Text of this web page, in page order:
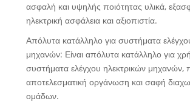
ασφαλή και υψηλής ποιότητας υλικά,
ηλεκτρική ασφάλεια και αξιοπιστία.
Απόλυτα κατάλληλο για συστήματα
μηχανών: Είναι απόλυτα κατάλληλο για
συστήματα ελέγχου ηλεκτρικών μηχανών,
αποτελεσματική οργάνωση και σαφή
ομάδων.